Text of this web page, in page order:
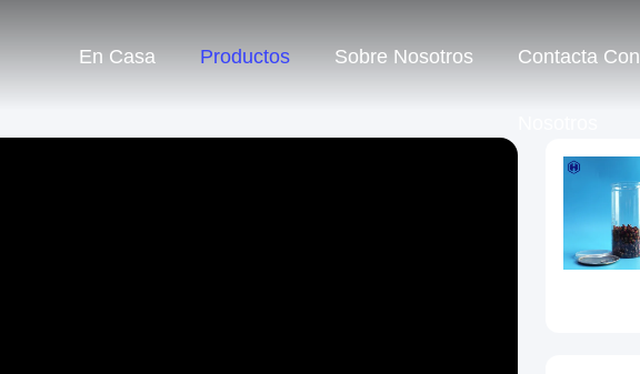
En Casa Productos Sobre Nosotros Contacta Con